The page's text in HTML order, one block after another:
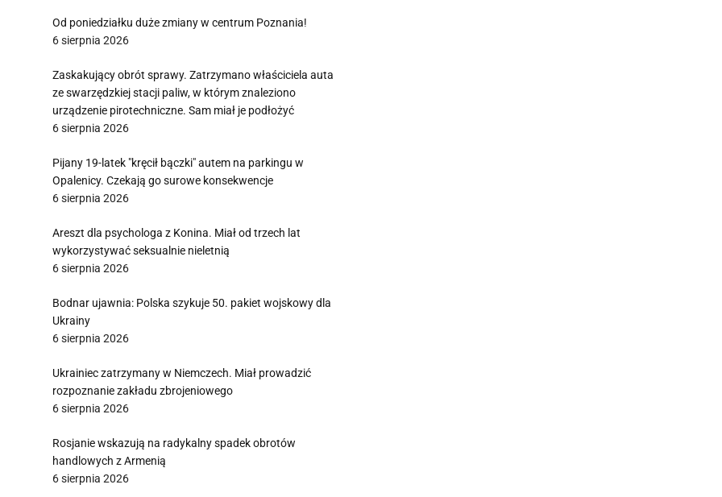
Od poniedziałku duże zmiany w centrum Poznania!
6 sierpnia 2026
Zaskakujący obrót sprawy. Zatrzymano właściciela auta
ze swarzędzkiej stacji paliw, w którym znaleziono
urządzenie pirotechniczne. Sam miał je podłożyć
6 sierpnia 2026
Pijany 19-latek "kręcił bączki" autem na parkingu w
Opalenicy. Czekają go surowe konsekwencje
6 sierpnia 2026
Areszt dla psychologa z Konina. Miał od trzech lat
wykorzystywać seksualnie nieletnią
6 sierpnia 2026
Bodnar ujawnia: Polska szykuje 50. pakiet wojskowy dla
Ukrainy
6 sierpnia 2026
Ukrainiec zatrzymany w Niemczech. Miał prowadzić
rozpoznanie zakładu zbrojeniowego
6 sierpnia 2026
Rosjanie wskazują na radykalny spadek obrotów
handlowych z Armenią
6 sierpnia 2026